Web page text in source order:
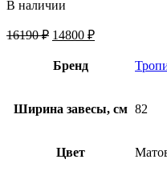
В наличии
16190₽ 14800 ₽
Бренд
Ширина завесы, см 82
Цвет